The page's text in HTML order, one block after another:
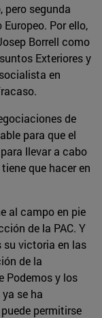
pero segunda
Por ello,
Borrell como
Exteriores y
en
de
para que el
llevar a cabo
que hacer en
al campo en pie
de la PAC. Y
su victoria en las
de la
Podemos y los
se ha
permitirse